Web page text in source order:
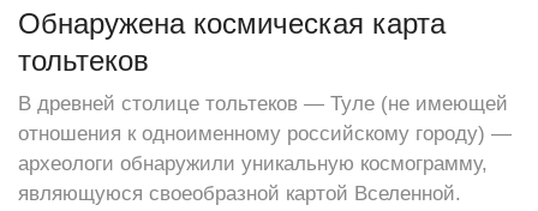
Обнаружена космическая карта
тольтеков
В древней столице тольтеков — Туле (не имеющей
отношения к одноименному российскому городу) —
археологи обнаружили уникальную космограмму,
являющуюся своеобразной картой Вселенной.